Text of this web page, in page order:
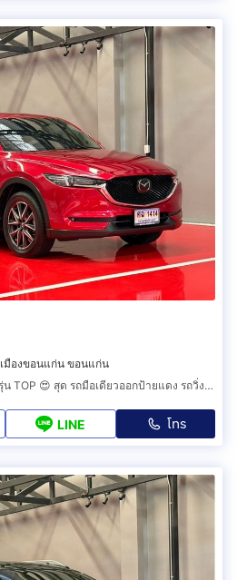
เมืองขอนแก่น ขอนแก่น
😍 2019 MAZDA CX5 2.0 SP รุ่น TOP 😍 สุด รถมือเดียวออกป้ายแดง รถวิ่งน้อยเพียง 90,000 กม เข้าศูนย์ทุกระยะ รถไม่เคยมีอุบัติเหตุครับ
LINE โทร